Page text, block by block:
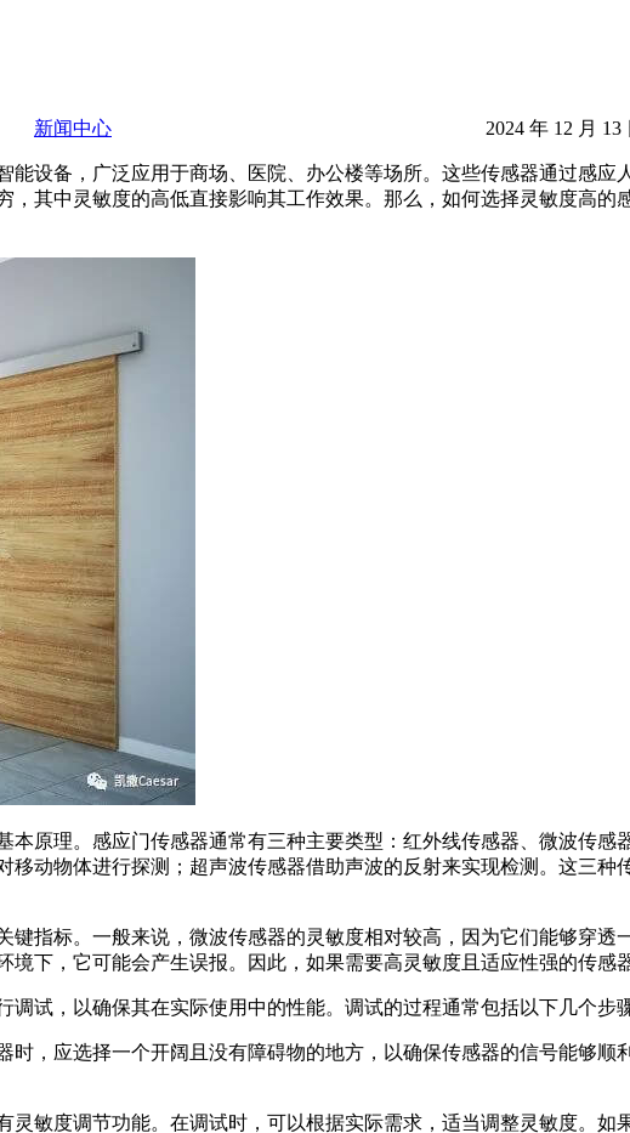
新闻中心 2024 年 12 月 13
能设备，广泛应用于商场、医院、办公楼等场所。这些传感器通过感
，其中灵敏度的高低直接影响其工作效果。那么，如何选择灵敏度高
本原理。感应门传感器通常有三种主要类型：红外线传感器、微波传
移动物体进行探测；超声波传感器借助声波的反射来实现检测。这三
键指标。一般来说，微波传感器的灵敏度相对较高，因为它们能够穿
境下，它可能会产生误报。因此，如果需要高灵敏度且适应性强的传感
调试，以确保其在实际使用中的性能。调试的过程通常包括以下几个步
时，应选择一个开阔且没有障碍物的地方，以确保传感器的信号能够
灵敏度调节功能。在调试时，可以根据实际需求，适当调整灵敏度。